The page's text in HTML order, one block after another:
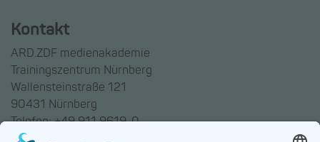
Kontakt
ARD.ZDF medienakademie
Trainingszentrum Nürnberg
Wallensteinstraße 121
90431 Nürnberg
Telefon: +49 911 9619-0